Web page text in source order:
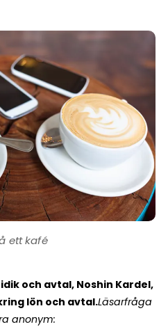
ett kafé
och avtal, Noshin Kardel,
lön och avtal.Läsarfråga
anonym: